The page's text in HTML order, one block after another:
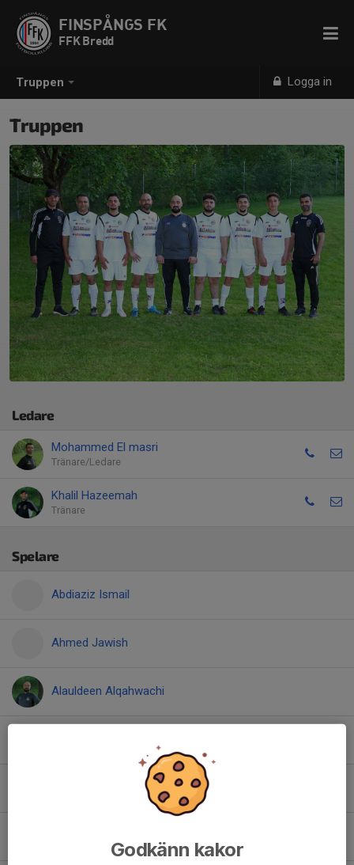
Truppen Logga in
FINSPÅNGS FK
FFK Bredd
Truppen
Ledare
Mohammed El masri
Tränare/Ledare
Khalil Hazeemah
Tränare
Spelare
Abdiaziz Ismail
Ahmed Jawish
Alauldeen Alqahwachi
Godkänn kakor